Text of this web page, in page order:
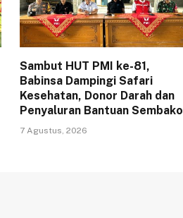
Sambut HUT PMI ke-81,
Babinsa Dampingi Safari
Kesehatan, Donor Darah dan
Penyaluran Bantuan Sembako
7 Agustus, 2026